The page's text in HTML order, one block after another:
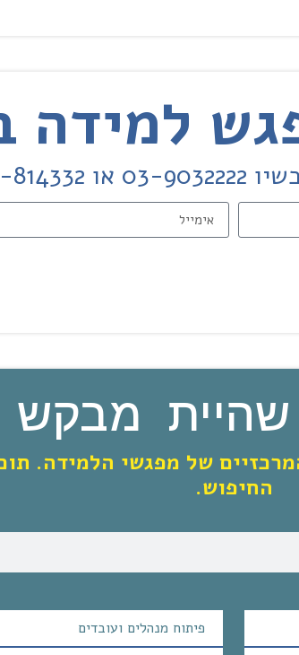
814332
מבקש
של מפגשי הלמידה.
החיפוש.
פיתוח מנהלים ועובדים